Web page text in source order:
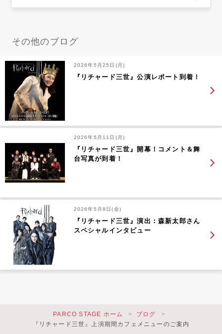
その他のブログ
2026年5月25日(月)
『リチャード三世』公演レポート到着！
2026年5月11日(月)
『リチャード三世』開幕！コメント＆舞
台写真が到着！
2026年5月8日(金)
『リチャード三世』演出：森新太郎さん
スペシャルインタビュー
PARCO STAGE ホーム
ブログ
『リチャード三世』上演期間カフェメニューのご案内